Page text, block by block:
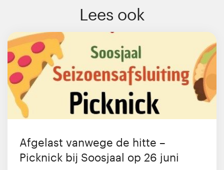
Lees ook
Afgelast vanwege de hitte –
Picknick bij Soosjaal op 26 juni